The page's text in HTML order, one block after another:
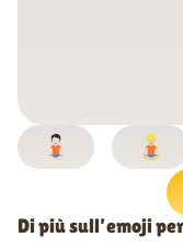
Di più sull’emoji